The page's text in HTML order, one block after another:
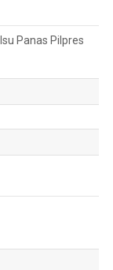
Panas Pilpres